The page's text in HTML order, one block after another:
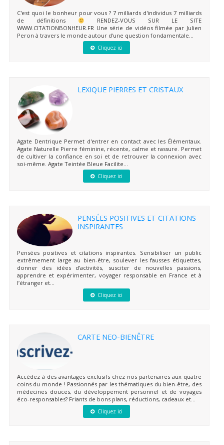
C'est quoi le bonheur pour vous ? 7 milliards d'individus 7 milliards
de définitions
RENDEZ-VOUS SUR LE SITE
WWW.CITATIONBONHEUR.FR Une série de vidéos filmée par Julien
Peron à travers le monde autour d'une question fondamentale...
Cliquez ici
LEXIQUE PIERRES ET CRISTAUX
Agate Dentrique Permet d'entrer en contact avec les Élémentaux.
Agate Naturelle Pierre féminine, récente, calme et rassure. Permet
de cultiver la confiance en soi et de retrouver la connexion avec
soi-même. Agate Teintée Bleue Facilite...
Cliquez ici
PENSÉES POSITIVES ET CITATIONS
INSPIRANTES
Pensées positives et citations inspirantes. Sensibiliser un public
extrêmement large au bien-être, soulever les fausses étiquettes,
donner des idées d’activités, susciter de nouvelles passions,
apprendre et expérimenter, voyager responsable en France et à
l’étranger et...
Cliquez ici
CARTE NEO-BIENÊTRE
Accédez à des avantages exclusifs chez nos partenaires aux quatre
coins du monde ! Passionnés par les thématiques du bien-être, des
médecines douces, du développement personnel et de voyages
éco-responsables? Friants de bons plans, réductions, cadeaux et...
Cliquez ici